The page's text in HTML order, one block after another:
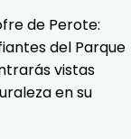
de Perote:
del Parque
vistas
en su